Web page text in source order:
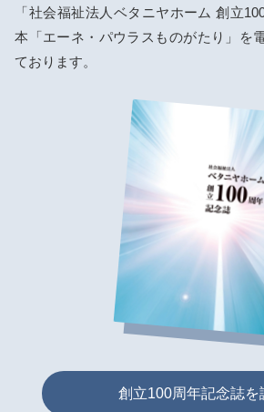
「社会福祉法人ベタニヤホーム 創立
本「エーネ・パウラスものがたり」を
ております。
創立100周年記念誌を